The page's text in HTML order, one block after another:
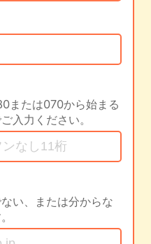
または070から始まる
入力ください。
い、または分からな